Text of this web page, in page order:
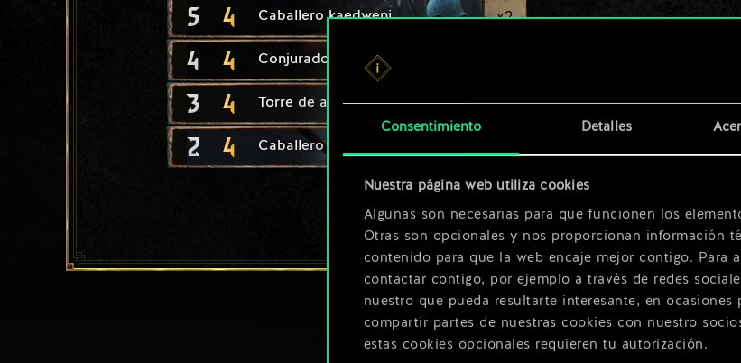
Consentimiento Detalles
Nuestra página web utiliza cookies
Algunas son necesarias para que funcionen los
Otras son opcionales y nos proporcionan información
contenido para que la web encaje mejor contigo. Para
contactar contigo, por ejemplo a través de redes
nuestro que pueda resultarte interesante, en ocasiones
compartir partes de nuestras cookies con nuestro
estas cookies opcionales requieren tu autorización.
5 4 Caballero kaedweni x2
4 4 Conjurador
3 4 Torre de asedio x2
2 4 Caballero redaniano